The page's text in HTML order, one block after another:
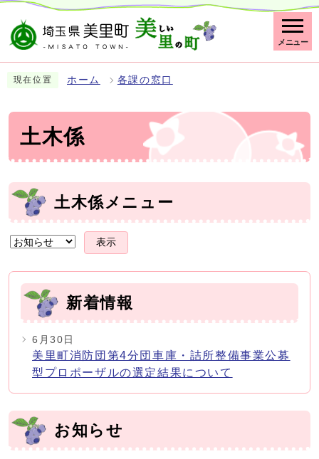
メニュー
現在位置 ホーム 各課の窓口
土木係
土木係メニュー
表示
新着情報
6月30日
美里町消防団第4分団車庫・詰所整備事業公募
型プロポーザルの選定結果について
お知らせ